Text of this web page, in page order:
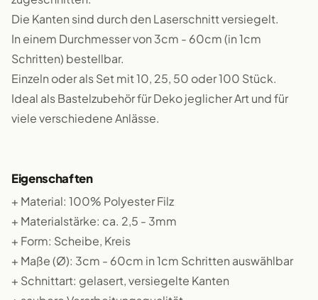
Die Kanten sind durch den Laserschnitt versiegelt.
In einem Durchmesser von 3cm - 60cm (in 1cm
Schritten) bestellbar.
Einzeln oder als Set mit 10, 25, 50 oder 100 Stück.
Ideal als Bastelzubehör für Deko jeglicher Art und für
viele verschiedene Anlässe.
Eigenschaften
+ Material: 100% Polyester Filz
+ Materialstärke: ca. 2,5 - 3mm
+ Form: Scheibe, Kreis
+ Maße (Ø): 3cm - 60cm in 1cm Schritten auswählbar
+ Schnittart: gelasert, versiegelte Kanten